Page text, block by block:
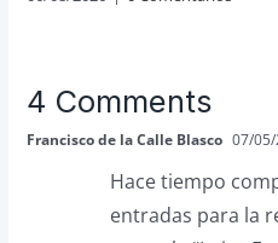
4 Comments
Francisco de la Calle Blasco 07/05/
Hace tiempo
entradas para la